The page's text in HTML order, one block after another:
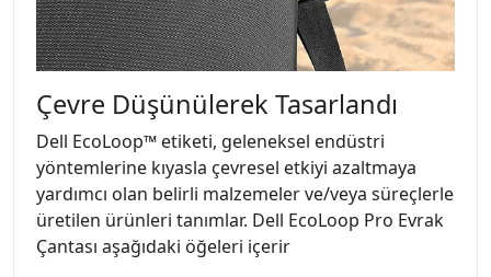
Çevre Düşünülerek Tasarlandı
Dell EcoLoop™ etiketi, geleneksel endüstri
yöntemlerine kıyasla çevresel etkiyi azaltmaya
yardımcı olan belirli malzemeler ve/veya süreçlerle
üretilen ürünleri tanımlar. Dell EcoLoop Pro Evrak
Çantası aşağıdaki öğeleri içerir